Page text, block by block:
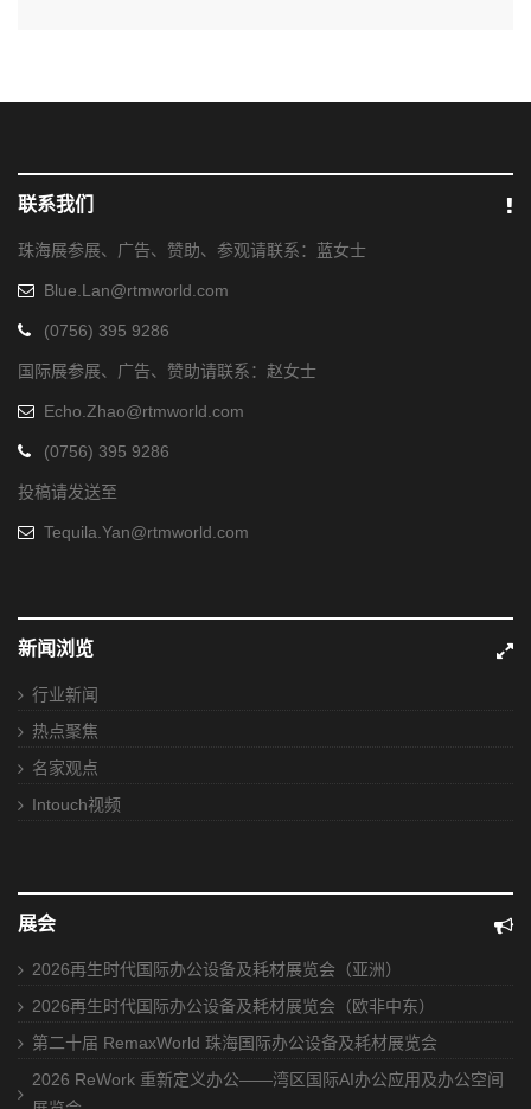
联系我们
珠海展参展、广告、赞助、参观请联系：蓝女士
Blue.Lan@rtmworld.com
(0756) 395 9286
国际展参展、广告、赞助请联系：赵女士
Echo.Zhao@rtmworld.com
(0756) 395 9286
投稿请发送至
Tequila.Yan@rtmworld.com
新闻浏览
行业新闻
热点聚焦
名家观点
Intouch视频
展会
2026再生时代国际办公设备及耗材展览会（亚洲）
2026再生时代国际办公设备及耗材展览会（欧非中东）
第二十届 RemaxWorld 珠海国际办公设备及耗材展览会
2026 ReWork 重新定义办公——湾区国际AI办公应用及办公空间